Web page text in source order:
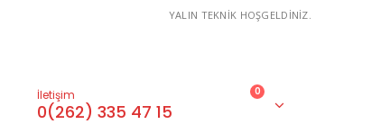
YALIN TEKNİK HOŞGELDİNİZ.
İletişim
0(262) 335 47 15
0